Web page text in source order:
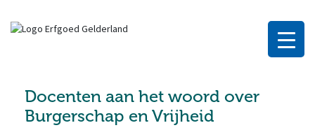
Docenten aan het woord over
Burgerschap en Vrijheid